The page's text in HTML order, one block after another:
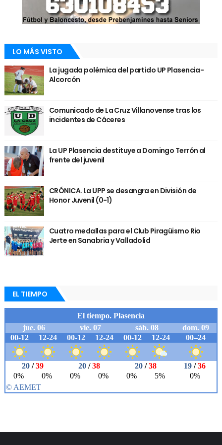
LO MÁS VISTO
La jugada polémica del partido UP Plasencia-
Alcorcón
Comunicado de La Cruz Villanovense tras los
incidentes de Cáceres
La UP Plasencia destituye a Domingo Terrón al
frente del juvenil
CRÓNICA. La UPP se desangra en División de
Honor Juvenil (0-1)
Cuatro medallas para el Club Piragüismo Rio
Jerte en Sanabria y Valladolid
EL TIEMPO